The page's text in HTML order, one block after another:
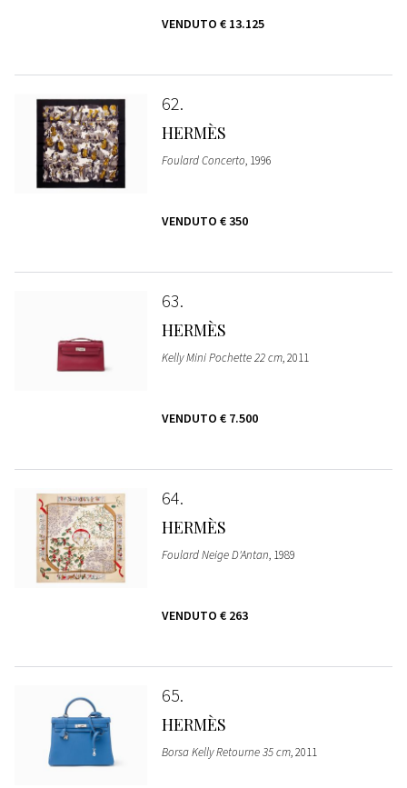
VENDUTO € 13.125
62
HERMÈS
Foulard Concerto, 1996
VENDUTO € 350
63
HERMÈS
Kelly Mini Pochette 22 cm, 2011
VENDUTO € 7.500
64
HERMÈS
Foulard Neige D'Antan, 1989
VENDUTO € 263
65
HERMÈS
Borsa Kelly Retourne 35 cm, 2011